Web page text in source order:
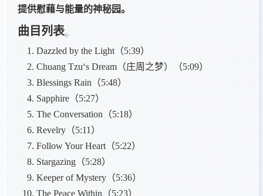
提供慰藉与能量的神秘园。
曲目列表
Dazzled by the Light（5:39）
Chuang Tzu‘s Dream（庄周之梦）（5:09）
Blessings Rain（5:48）
Sapphire（5:27）
The Conversation（5:18）
Revelry（5:11）
Follow Your Heart（5:22）
Stargazing（5:28）
Keeper of Mystery（5:36）
The Peace Within（5:23）